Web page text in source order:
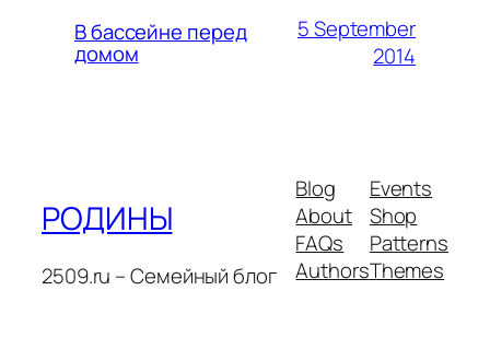
В бассейне перед
домом
5 September
2014
РОДИНЫ
2509.ru – Семейный блог
Blog
About
FAQs
Authors
Events
Shop
Patterns
Themes